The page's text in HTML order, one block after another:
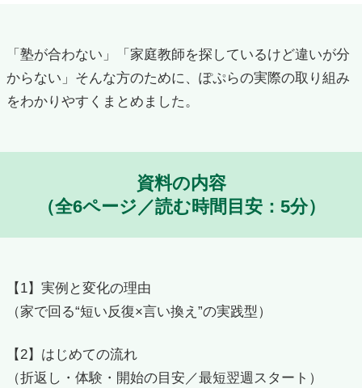
「塾が合わない」「家庭教師を探しているけど違いが分
からない」そんな方のために、ぽぷらの実際の取り組み
をわかりやすくまとめました。
資料の内容
（全6ページ／読む時間目安：5分）
【1】実例と変化の理由
（家で回る“短い反復×言い換え”の実践型）
【2】はじめての流れ
（折返し・体験・開始の目安／最短翌週スタート）